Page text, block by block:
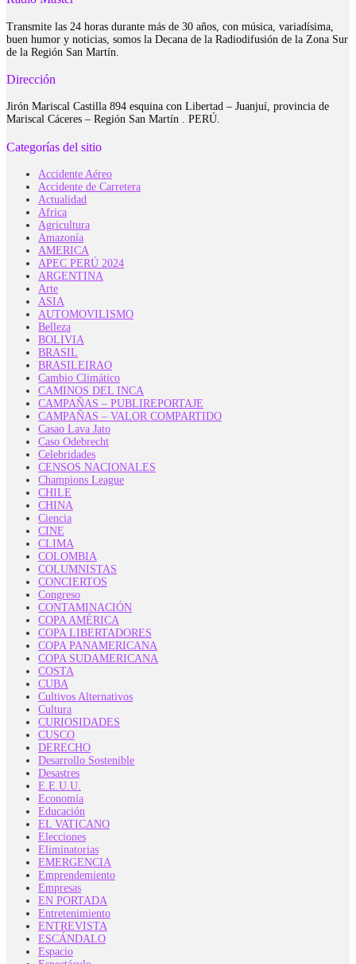
Transmite las 24 horas durante más de 30 años, con música, variadísima,
buen humor y noticias, somos la Decana de la Radiodifusión de la Zona Sur
de la Región San Martín.
Dirección
Jirón Mariscal Castilla 894 esquina con Libertad – Juanjuí, provincia de
Mariscal Cáceres – Región San Martín . PERÚ.
Categorías del sitio
Accidente Aéreo
Accidente de Carretera
Actualidad
Africa
Agricultura
Amazonía
AMERICA
APEC PERÚ 2024
ARGENTINA
Arte
ASIA
AUTOMOVILISMO
Belleza
BOLIVIA
BRASIL
BRASILEIRAO
Cambio Climático
CAMINOS DEL INCA
CAMPAÑAS – PUBLIREPORTAJE
CAMPAÑAS – VALOR COMPARTIDO
Casao Lava Jato
Caso Odebrecht
Celebridades
CENSOS NACIONALES
Champions League
CHILE
CHINA
Ciencia
CINE
CLIMA
COLOMBIA
COLUMNISTAS
CONCIERTOS
Congreso
CONTAMINACIÓN
COPA AMÉRICA
COPA LIBERTADORES
COPA PANAMERICANA
COPA SUDAMERICANA
COSTA
CUBA
Cultivos Alternativos
Cultura
CURIOSIDADES
CUSCO
DERECHO
Desarrollo Sostenible
Desastres
E.E.U.U.
Economía
Educación
EL VATICANO
Elecciones
Eliminatorias
EMERGENCIA
Emprendemiento
Empresas
EN PORTADA
Entretenimiento
ENTREVISTA
ESCÁNDALO
Espacio